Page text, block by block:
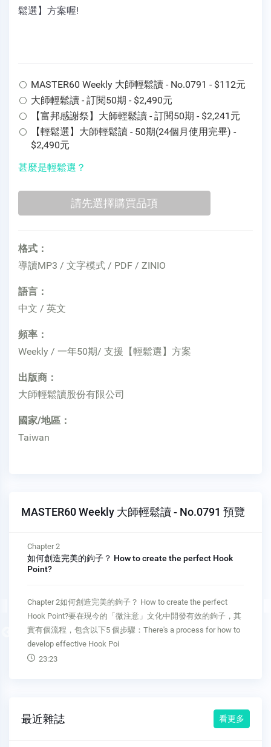
鬆選】方案喔!
MASTER60 Weekly 大師輕鬆讀 - No.0791 - $112元
大師輕鬆讀 - 訂閱50期 - $2,490元
【富邦感謝祭】大師輕鬆讀 - 訂閱50期 - $2,241元
【輕鬆選】大師輕鬆讀 - 50期(24個月使用完畢) -
$2,490元
甚麼是輕鬆選？
格式：
導讀MP3 / 文字模式 / PDF / ZINIO
語言：
中文 / 英文
頻率：
Weekly / 一年50期/ 支援【輕鬆選】方案
出版商：
大師輕鬆讀股份有限公司
國家/地區：
Taiwan
MASTER60 Weekly 大師輕鬆讀 - No.0791 預覽
Previous
Chapter 3
鉤子成功的關鍵 The keys to success with Hook Points
Points一旦了解鉤子背後的基本原理，你就可以應用這些原理
來讓你的內容脫穎而出。成功做到這點的關鍵在於：Once you
understand the basic principles behind Ho
35:17
最近雜誌 看更多